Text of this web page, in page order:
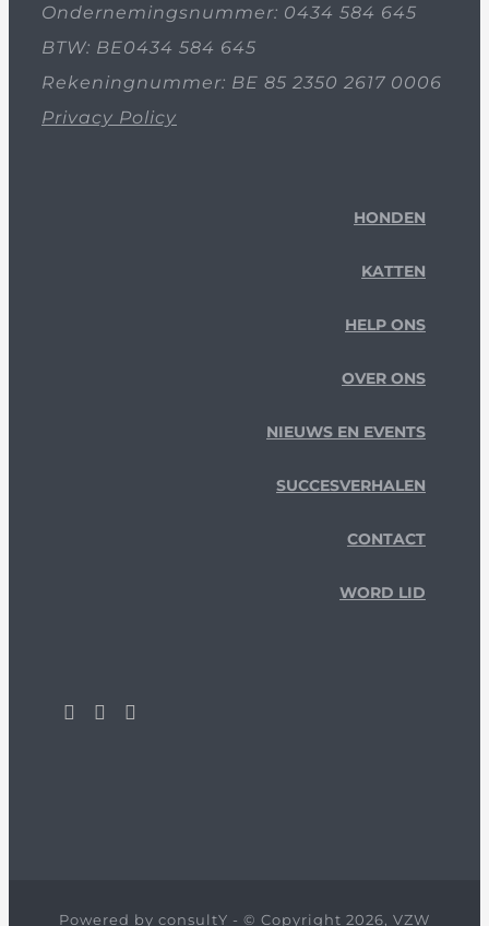
Ondernemingsnummer: 0434 584 645
BTW: BE0434 584 645
Rekeningnummer: BE 85 2350 2617 0006
Privacy Policy
HONDEN
KATTEN
HELP ONS
OVER ONS
NIEUWS EN EVENTS
SUCCESVERHALEN
CONTACT
WORD LID
Powered by consultY - © Copyright 2026, VZW